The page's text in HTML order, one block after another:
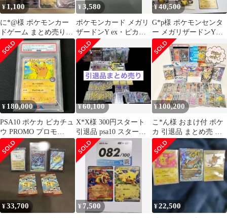
¥1,100
に*@様 ポケモンカー
ドゲーム まとめ売り
ピカチュウpokemon go
¥3,580
ポケモンカード メガリ
ザードンY ex・ピカチ
ュウex 2枚セット 美品
¥40,500
G*p様 ポケモンセンタ
ー メガリザードンYの
ポンチョを着たピカチ
ュウ ぬいぐる
¥ 180,000
PSA10 ポケカ ピカチュ
ウ PROMO プロモ
206/XY-P スペシャル
BOX メガリザードンX
のポンチョを着たピカ
チュウ・メガリザード
ンYのポンチョを着た
ピカチュウ
¥60,100
X*X様 300円スタート
引退品 psa10 スタート
デッキ ピカチュウvun
¥100,200
こ*ん様 おまけ付 ポケ
カ 引退品 まとめ売 シ
ュリンク付きBOX PSA
等
¥33,700 ¥ 7,500 ¥22,500